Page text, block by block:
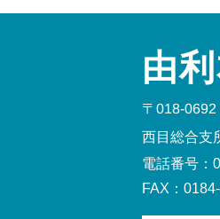
由
〒018-0692
西目総合支
電話番号：
FAX：